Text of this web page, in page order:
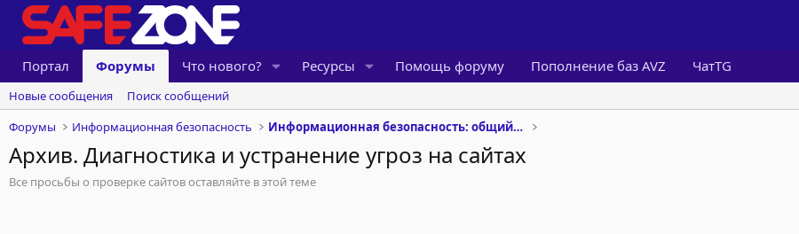
Портал Форумы Что нового? Ресурсы Помощь форуму Пополнение баз AVZ ЧатTG
Новые сообщения
Поиск сообщений
Форумы
Информационная безопасность Информационная безопасность: общий форум
Архив. Диагностика и устранение угроз на сайтах
Все просьбы о проверке сайтов оставляйте в этой теме